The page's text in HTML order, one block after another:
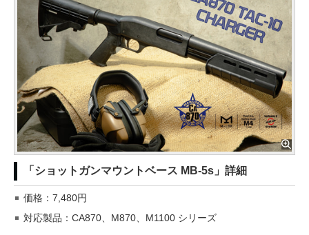
「ショットガンマウントベース MB-5s」詳細
価格：7,480円
対応製品：CA870、M870、M1100 シリーズ